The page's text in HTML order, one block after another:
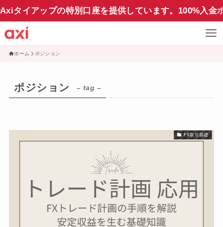
タイアップの特別口座を提供しています。100%入金
ホーム ポジション
ポジション – tag –
FX取引基礎